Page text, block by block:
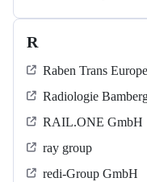
R
Raben Trans
Radiologie
RAIL.ONE GmbH
ray group
redi-Group GmbH